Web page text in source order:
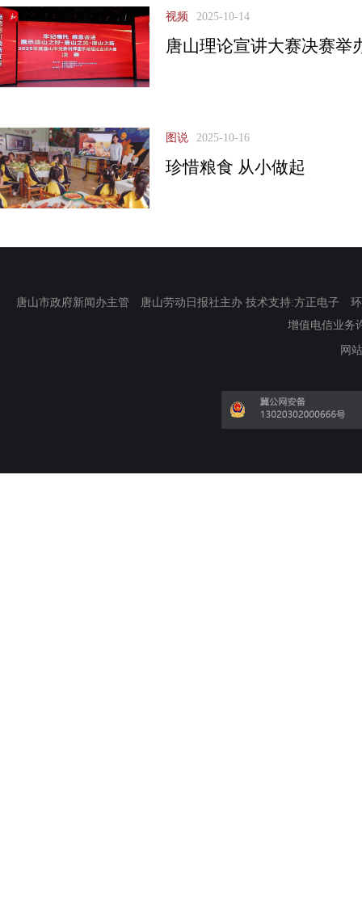
视频 2025-10-14
唐山理论宣讲大赛决赛举
图说 2025-10-16
珍惜粮食 从小做起
唐山市政府新闻办主管 唐山劳动日报社主办 技术支持:方正电子
增值电信业务
网